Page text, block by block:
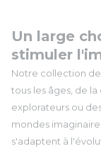
Un large
stimuler
Notre collection de
tous les âges, de
explorateurs ou
mondes
s'adaptent à